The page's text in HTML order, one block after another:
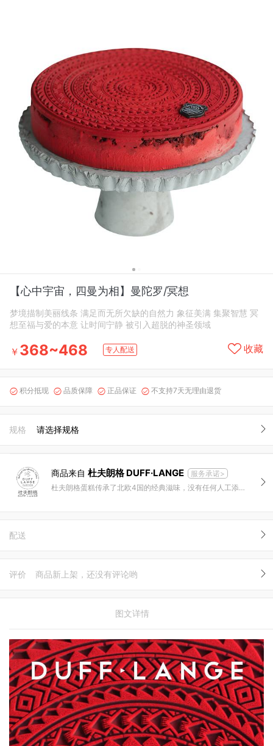
【心中宇宙，四曼为相】曼陀罗/冥想
梦境描制美丽线条 满足而无所欠缺的自然力 象征美满 集聚智慧 冥
想至福与爱的本意 让时间宁静 被引入超脱的神圣领域
￥ 368~468 专人配送 收藏
 积分抵现  品质保障  正品保证  不支持7天无理由退货
规格 请选择规格
商品来自 杜夫朗格 DUFF·LANGE
服务承诺>
杜夫朗格蛋糕传承了北欧4国的经典滋味，没有任何人工添加物，利用纯天然的食材制作。我们用心制作精致外观和究极口感的美味蛋糕。
配送
评价 商品新上架，还没有评论哟
图文详情